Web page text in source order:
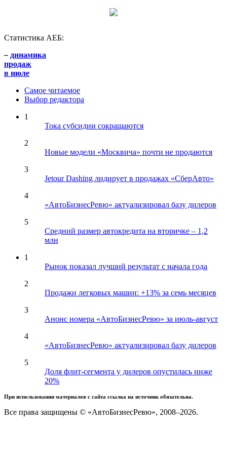
Статистика АЕБ:
– динамика
продаж
в июле
Самое читаемое
Выбор редактора
1
Тока субсидии сокращаются
2
Новые модели «Москвича» почти не продаются
3
Jetour Dashing лидирует в продажах «СберАвто»
4
«АвтоБизнесРевю» актуализировал базу дилеров
5
Средний размер автокредита на вторичке – 1,2
млн
1
Рынок показал лучший результат с начала года
2
Продажи легковых машин: +13% за семь месяцев
3
Анонс номера «АвтоБизнесРевю» за июль-август
4
«АвтоБизнесРевю» актуализировал базу дилеров
5
Доля флит-сегмента у дилеров опустилась ниже
20%
При использовании материалов с сайта ссылка на источник обязательна.
Все права защищены © «АвтоБизнесРевю», 2008–2026.